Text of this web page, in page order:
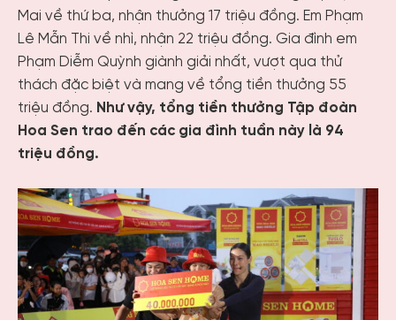
Mai về thứ ba, nhận thưởng 17 triệu đồng. Em Phạm
Lê Mẫn Thi về nhì, nhận 22 triệu đồng. Gia đình em
Phạm Diễm Quỳnh giành giải nhất, vượt qua thử
thách đặc biệt và mang về tổng tiền thưởng 55
triệu đồng. Như vậy, tổng tiền thưởng Tập đoàn
Hoa Sen trao đến các gia đình tuần này là 94
triệu đồng.